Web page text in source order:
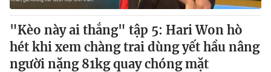
"Kèo này ai thắng" tập 5: Hari Won hò
hét khi xem chàng trai dùng yết hầu nâng
người nặng 81kg quay chóng mặt